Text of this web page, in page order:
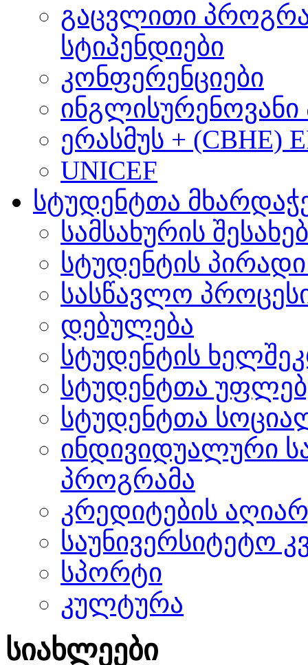
გაცვლითი
სტიპენდიები
კონფერენციები
ერასმუს + (CBHE)
UNICEF
სტუდენტთა
სამსახურის შესახებ
სტუდენტის
სასწავლო
დებულება
სტუდენტის
სტუდენტთა
სტუდენტთა
ინდივიდუალური
პროგრამა
კრედიტების
საუნივერსიტეტო
სპორტი
კულტურა
სიახლეები